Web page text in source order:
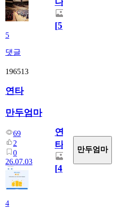
5
댓글
[5]
196513
연타
만두엄마
69
2
0
26.07.03
4
연
타
[4]
만두엄마